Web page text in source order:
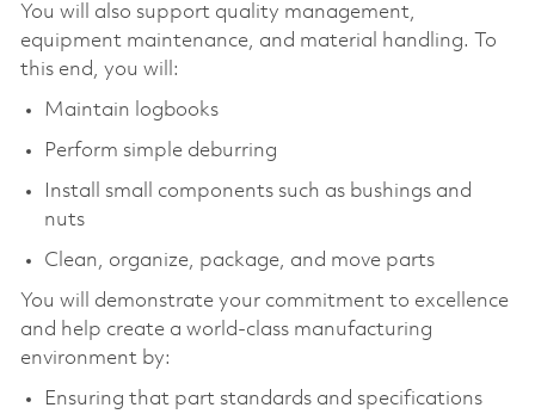
You will also support quality management,
equipment maintenance, and material handling. To
this end, you will:
Maintain logbooks
Perform simple deburring
Install small components such as bushings and
nuts
Clean, organize, package, and move parts
You will demonstrate your commitment to excellence
and help create a world-class manufacturing
environment by:
Ensuring that part standards and specifications